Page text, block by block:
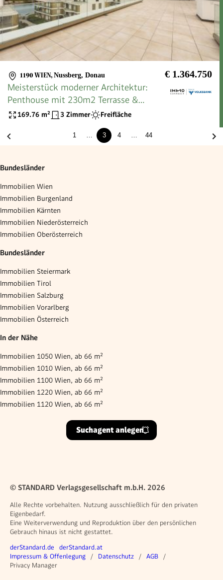
1190 WIEN, Nussberg, Donau € 1.364.750
Meisterstück moderner Architektur:
Penthouse mit 230m2 Terrasse &
Wasserblick
169.76 m² 3 Zimmer Freifläche
1 3 4 44
Bundesländer
Immobilien Wien
Immobilien Burgenland
Immobilien Kärnten
Immobilien Niederösterreich
Immobilien Oberösterreich
Bundesländer
Immobilien Steiermark
Immobilien Tirol
Immobilien Salzburg
Immobilien Vorarlberg
Immobilien Österreich
In der Nähe
Immobilien 1050 Wien, ab 66 m²
Immobilien 1010 Wien, ab 66 m²
Immobilien 1100 Wien, ab 66 m²
Immobilien 1220 Wien, ab 66 m²
Immobilien 1120 Wien, ab 66 m²
Suchagent anlegen
© STANDARD Verlagsgesellschaft m.b.H. 2026
Alle Rechte vorbehalten. Nutzung ausschließlich für den privaten
Eigenbedarf.
Eine Weiterverwendung und Reproduktion über den persönlichen
Gebrauch hinaus ist nicht gestattet.
Weitere Angebote
derStandard.de derStandard.at
Rechtliches
Impressum & Offenlegung Datenschutz
AGB
Privacy Manager